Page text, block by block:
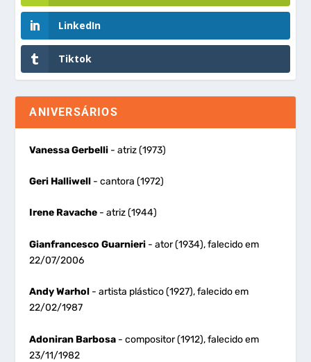
LinkedIn
Tiktok
ANIVERSÁRIOS
Vanessa Gerbelli - atriz (1973)
Geri Halliwell - cantora (1972)
Irene Ravache - atriz (1944)
Gianfrancesco Guarnieri - ator (1934), falecido em
22/07/2006
Andy Warhol - artista plástico (1927), falecido em
22/02/1987
Adoniran Barbosa - compositor (1912), falecido em
23/11/1982